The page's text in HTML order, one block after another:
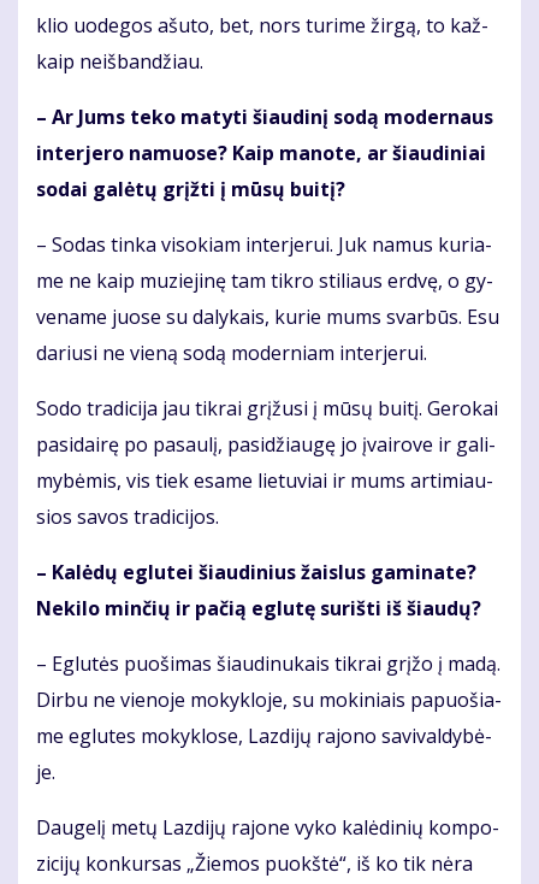
klio uo­de­gos ašu­to, bet, nors tu­ri­me žir­gą, to kaž­
kaip ne­iš­ban­džiau.
– Ar Jums te­ko ma­ty­ti šiau­di­nį so­dą mo­der­naus
in­ter­je­ro na­muo­se? Kaip ma­no­te, ar šiau­di­niai
so­dai ga­lė­tų grįž­ti į mū­sų bui­tį?
– So­das tin­ka vi­so­kiam in­ter­je­rui. Juk na­mus ku­ria­
me ne kaip mu­zie­ji­nę tam tik­ro sti­liaus erd­vę, o gy­
ve­na­me juo­se su da­ly­kais, ku­rie mums svar­būs. Esu
da­riu­si ne vie­ną so­dą mo­der­niam in­ter­je­rui.
So­do tra­di­ci­ja jau tik­rai grį­žu­si į mū­sų bui­tį. Ge­ro­kai
pa­si­dai­rę po pa­sau­lį, pa­si­džiau­gę jo įvai­ro­ve ir ga­li­
my­bė­mis, vis tiek esa­me lie­tu­viai ir mums ar­ti­miau­
sios sa­vos tra­di­ci­jos.
– Ka­lė­dų eg­lu­tei šiau­di­nius žais­lus ga­mi­na­te?
Ne­ki­lo min­čių ir pa­čią eg­lu­tę su­riš­ti iš šiau­dų?
– Eg­lu­tės puo­ši­mas šiau­di­nu­kais tik­rai grį­žo į ma­dą.
Dir­bu ne vie­no­je mo­kyk­lo­je, su mo­ki­niais pa­puo­šia­
me eg­lu­tes mo­kyk­lo­se, Laz­di­jų ra­jo­no sa­vi­val­dy­bė­
je.
Dau­ge­lį me­tų Laz­di­jų ra­jo­ne vy­ko ka­lė­di­nių kom­po­
zi­ci­jų kon­kur­sas „Žie­mos puokš­tė“, iš ko tik nė­ra